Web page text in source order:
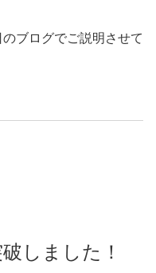
ブログでご説明させて
しました！